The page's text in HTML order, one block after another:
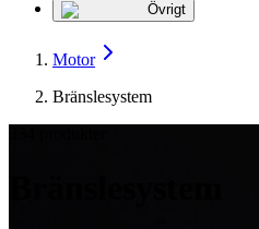
Övrigt
Motor
Bränslesystem